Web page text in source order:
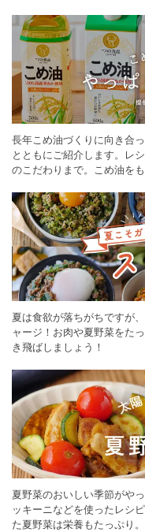
長年こめ油づくりに向き合
とともにご紹介します。レ
のこだわりまで。こめ油を
夏は食欲が落ちがちですが
ャージ！お肉や夏野菜をた
き飛ばしましょう！
夏野菜のおいしい季節がや
ッキーニなどを使ったレシ
た夏野菜は栄養もたっぷり